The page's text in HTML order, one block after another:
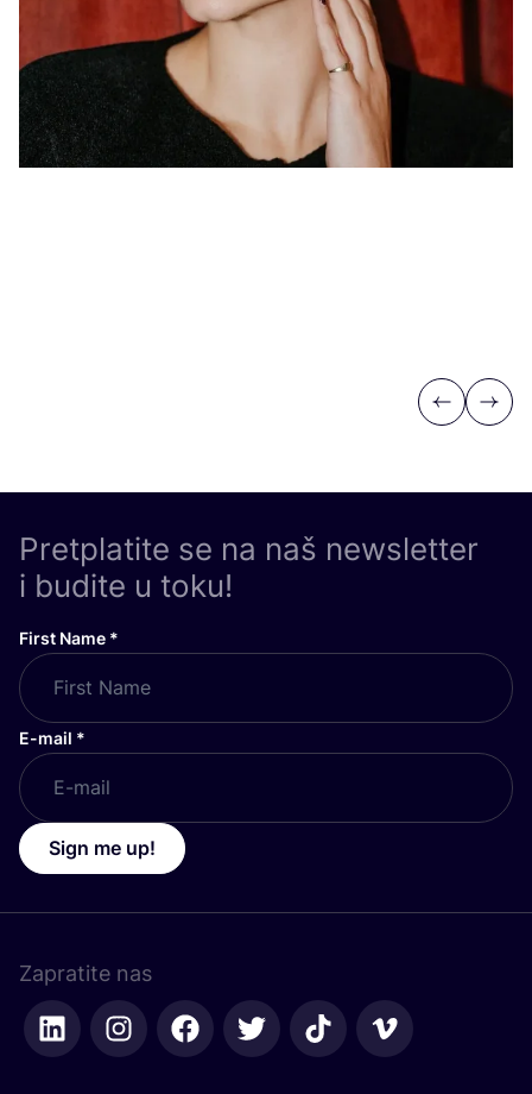
Previous
Next
Pretplatite se na naš newsletter
i budite u toku!
First Name *
E-mail *
Sign me up!
Zapratite nas